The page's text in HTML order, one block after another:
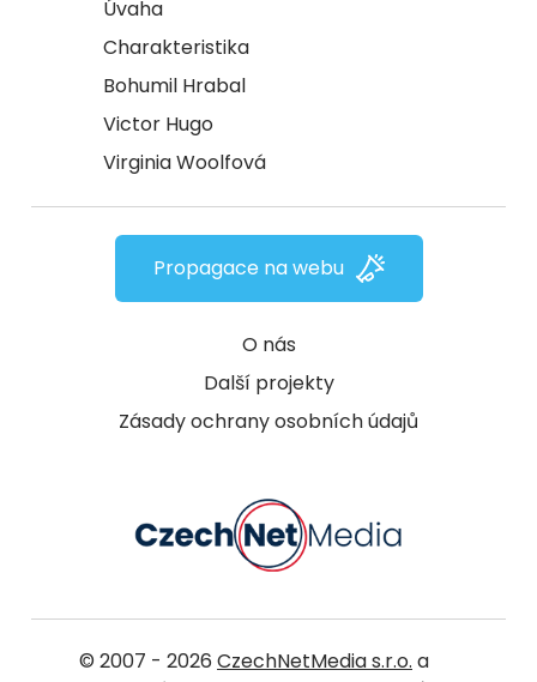
Úvaha
Charakteristika
Bohumil Hrabal
Victor Hugo
Virginia Woolfová
O nás
Další projekty
Zásady ochrany osobních údajů
Propagace na webu
© 2007 - 2026 CzechNetMedia s.r.o. a